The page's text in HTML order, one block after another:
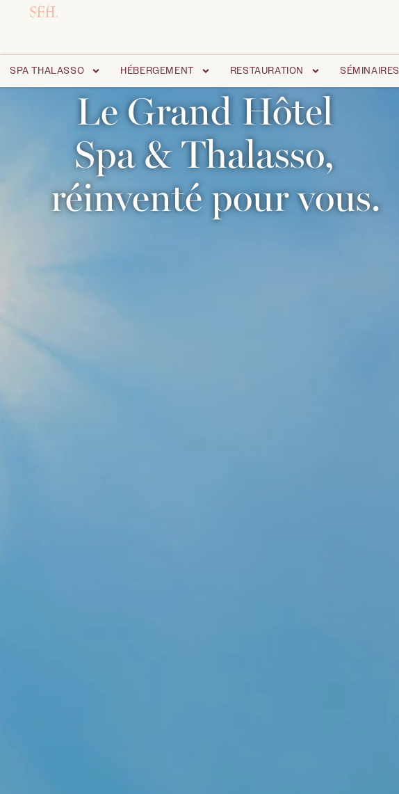
SPA THALASSO HÉBERGEMENT RESTAURATION SÉMINAIRES
Le Grand Hôtel
Spa & Thalasso,
réinventé pour vous.